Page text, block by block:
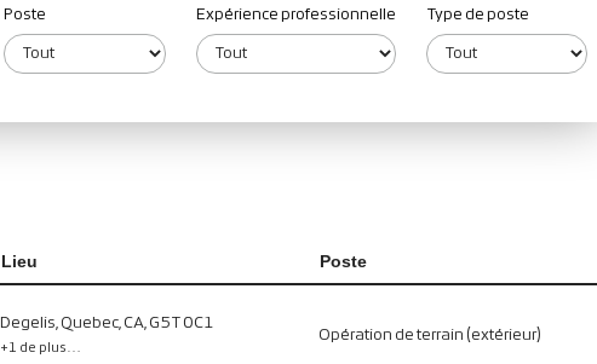
Poste Expérience professionnelle Type de poste
Lieu Poste
Degelis, Quebec, CA, G5T 0C1
+1 de plus…
Opération de terrain (extérieur)